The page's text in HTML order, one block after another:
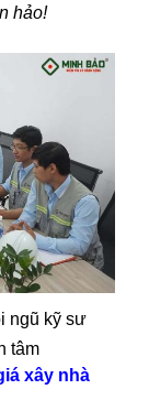
hảo!
ngũ kỹ sư
tâm
xây nhà